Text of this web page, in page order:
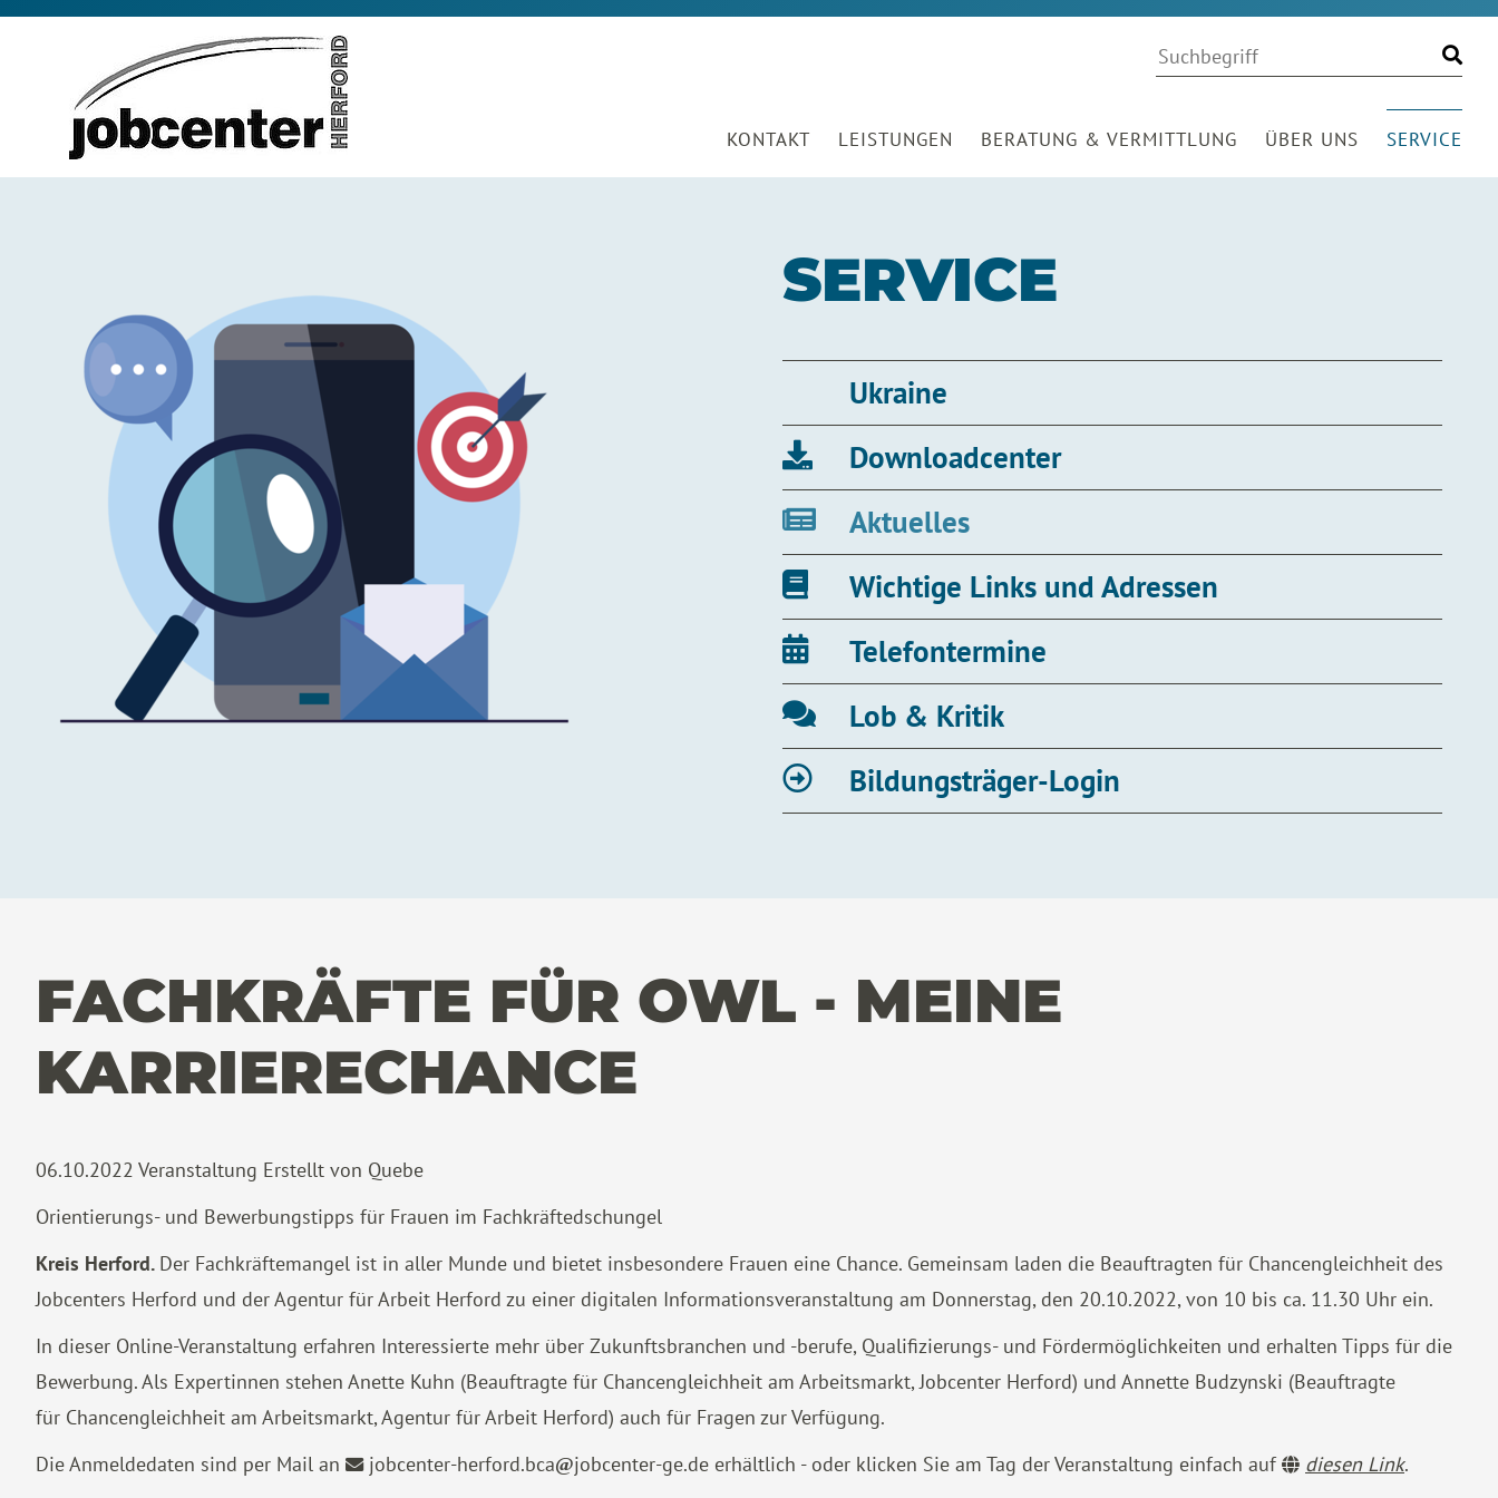
Volltextsuche
Suchwort
KONTAKT
LEISTUNGEN BERATUNG & VERMITTLUNG ÜBER UNS SERVICE
SERVICE
Ukraine
Downloadcenter
Aktuelles
Wichtige Links und Adressen
Telefontermine
Lob & Kritik
Bildungsträger-Login
FACHKRÄFTE FÜR OWL - MEINE
KARRIERECHANCE
06.10.2022 Veranstaltung Erstellt von Quebe
Orientierungs- und Bewerbungstipps für Frauen im Fachkräftedschungel
Kreis Herford. Der Fachkräftemangel ist in aller Munde und bietet insbesondere Frauen eine Chance. Gemeinsam laden die Beauftragten für Chancengleichheit des
Jobcenters Herford und der Agentur für Arbeit Herford zu einer digitalen Informationsveranstaltung am Donnerstag, den 20.10.2022, von 10 bis ca. 11.30 Uhr ein.
In dieser Online-Veranstaltung erfahren Interessierte mehr über Zukunftsbranchen und -berufe, Qualifizierungs- und Fördermöglichkeiten und erhalten Tipps für die
Bewerbung. Als Expertinnen stehen Anette Kuhn (Beauftragte für Chancengleichheit am Arbeitsmarkt, Jobcenter Herford) und Annette Budzynski (Beauftragte
für Chancengleichheit am Arbeitsmarkt, Agentur für Arbeit Herford) auch für Fragen zur Verfügung.
Die Anmeldedaten sind per Mail an
jobcenter-herford.bca jobcenter-ge.de erhältlich - oder klicken Sie am Tag der Veranstaltung einfach auf diesen Link.